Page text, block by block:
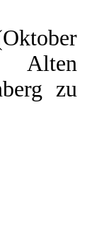
Alten
zu